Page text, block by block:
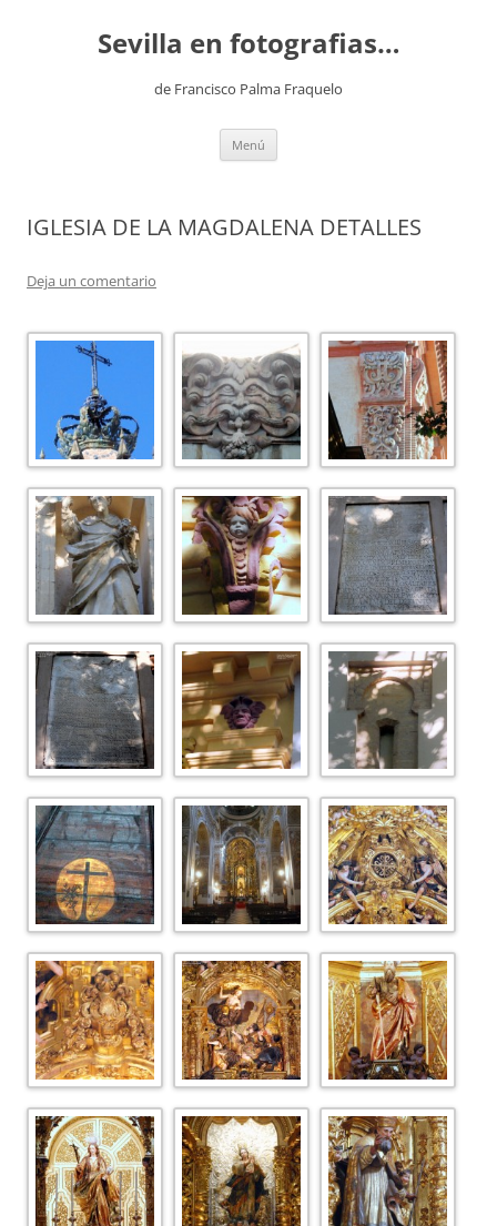
contenidoSevilla en fotografias…
de Francisco Palma Fraquelo
Menú
IGLESIA DE LA MAGDALENA DETALLES
Deja un comentario